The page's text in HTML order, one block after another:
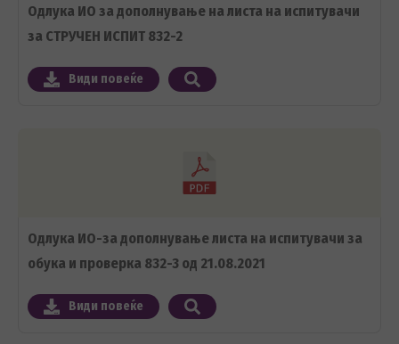
Одлука ИО за дополнување на листа на испитувачи
за СТРУЧЕН ИСПИТ 832-2
Види повеќе
Одлука ИО-за дополнување листа на испитувачи за
обука и проверка 832-3 од 21.08.2021
Види повеќе